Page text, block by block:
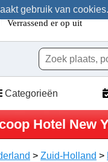
gebruik van
Categorieën
Hotel New
> Zuid-Holland >